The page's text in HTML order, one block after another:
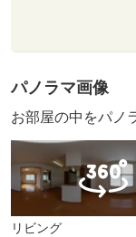
パノラマ画像
お部屋の中をパノ
リビング